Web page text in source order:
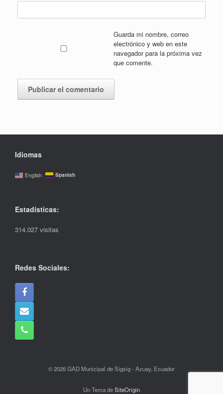
Guarda mi nombre, correo
electrónico y web en este
navegador para la próxima vez
que comente.
Idiomas
English Spanish
Estadísticas:
314.027 visitas
Redes Sociales:
© 2026 GAD Municipal de Sígsig - Azuay, Ecuador
Un Tema deSiteOrigin